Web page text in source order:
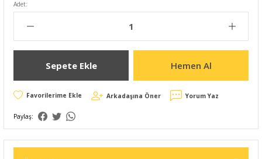
Adet:
Sepete Ekle Hemen Al
Arkadaşına Öner Yorum Yaz
Paylaş: